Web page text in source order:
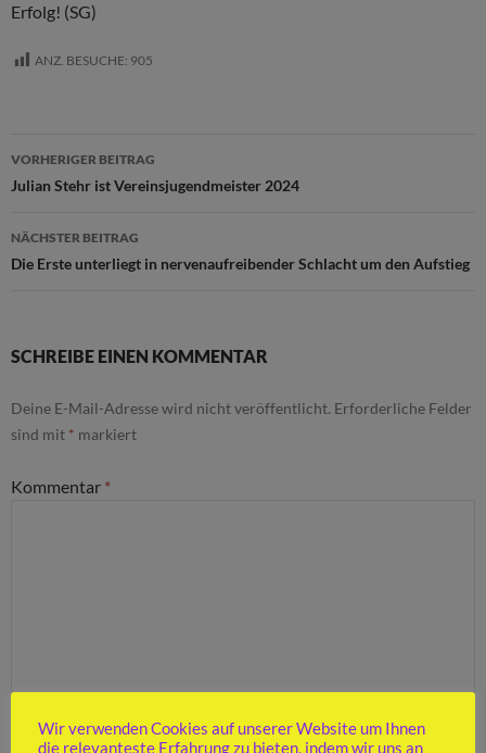
Erfolg! (SG)
ANZ. BESUCHE: 905
Beitragsnavigation
VORHERIGER BEITRAG
Julian Stehr ist Vereinsjugendmeister 2024
NÄCHSTER BEITRAG
Die Erste unterliegt in nervenaufreibender Schlacht um den Aufstieg
SCHREIBE EINEN KOMMENTAR
Deine E-Mail-Adresse wird nicht veröffentlicht. Erforderliche Felder
sind mit * markiert
Kommentar *
Wir verwenden Cookies auf unserer Website um Ihnen
die relevanteste Erfahrung zu bieten, indem wir uns an